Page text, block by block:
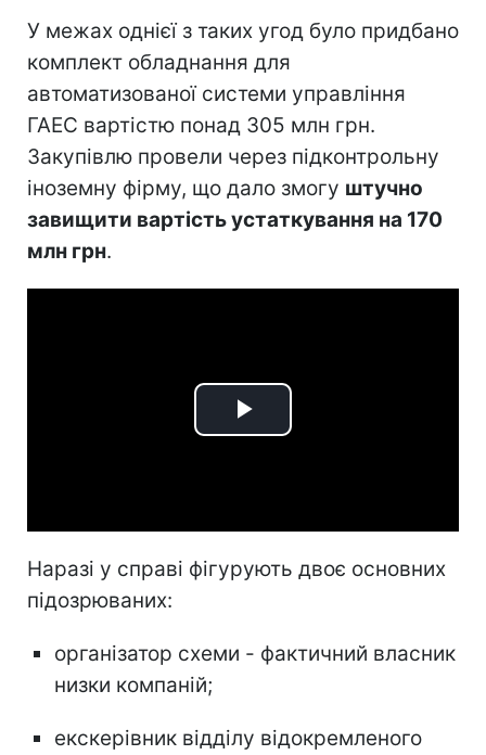
У межах однієї з таких угод було придбано
комплект обладнання для
автоматизованої системи управління
ГАЕС вартістю понад 305 млн грн.
Закупівлю провели через підконтрольну
іноземну фірму, що дало змогу штучно
завищити вартість устаткування на 170
млн грн.
Play
Наразі у справі фігурують двоє основних
підозрюваних:
організатор схеми - фактичний власник
низки компаній;
екскерівник відділу відокремленого